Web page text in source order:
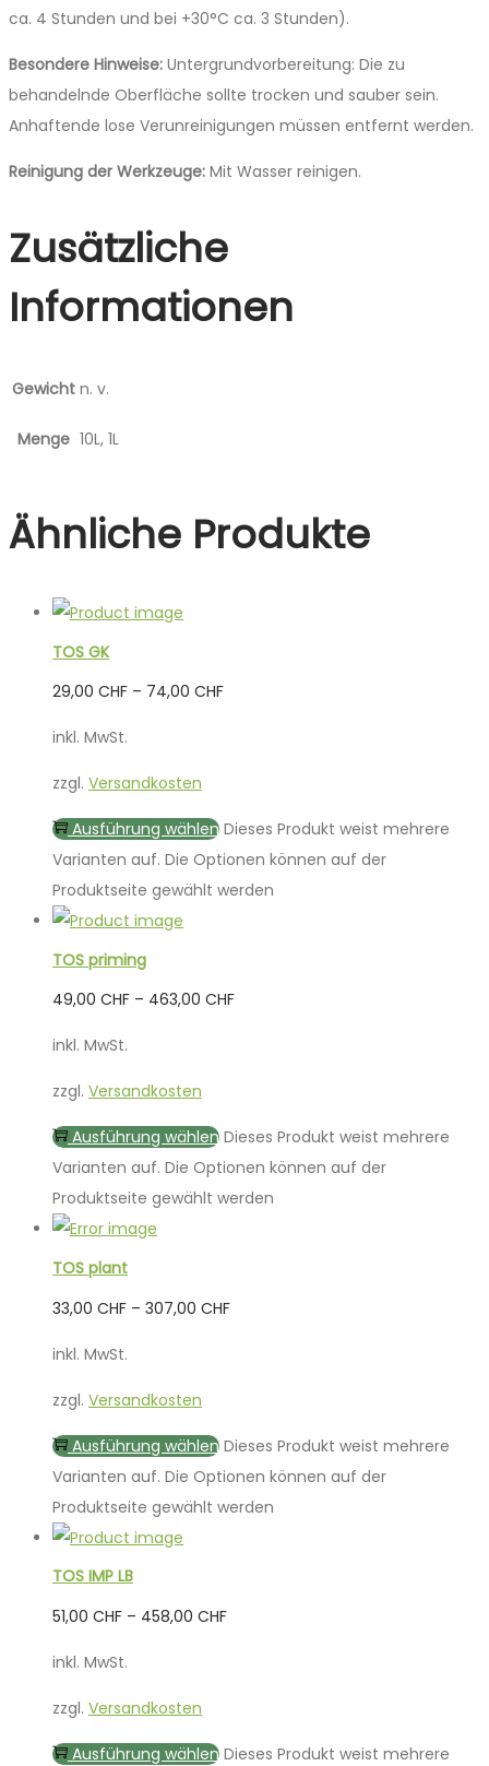
ca. 4 Stunden und bei +30°C ca. 3 Stunden).
Besondere Hinweise: Untergrundvorbereitung: Die zu
behandelnde Oberfläche sollte trocken und sauber sein.
Anhaftende lose Verunreinigungen müssen entfernt werden.
Reinigung der Werkzeuge: Mit Wasser reinigen.
Zusätzliche
Informationen
Gewicht n. v.
Menge 10L, 1L
Ähnliche Produkte
TOS GK
29,00 CHF – 74,00 CHF
inkl. MwSt.
zzgl. Versandkosten
Ausführung wählen Dieses Produkt weist mehrere
Varianten auf. Die Optionen können auf der
Produktseite gewählt werden
TOS priming
49,00 CHF – 463,00 CHF
inkl. MwSt.
zzgl. Versandkosten
Ausführung wählen Dieses Produkt weist mehrere
Varianten auf. Die Optionen können auf der
Produktseite gewählt werden
TOS plant
33,00 CHF – 307,00 CHF
inkl. MwSt.
zzgl. Versandkosten
Ausführung wählen Dieses Produkt weist mehrere
Varianten auf. Die Optionen können auf der
Produktseite gewählt werden
TOS IMP LB
51,00 CHF – 458,00 CHF
inkl. MwSt.
zzgl. Versandkosten
Ausführung wählen Dieses Produkt weist mehrere